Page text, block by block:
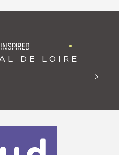
DE LOIRE
IN SUD VAL DE LOIRE